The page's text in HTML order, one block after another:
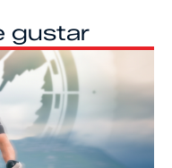
gustar